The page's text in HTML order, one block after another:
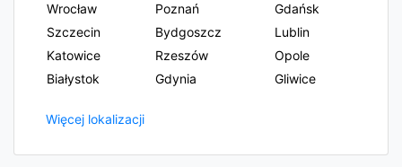
Wrocław
Poznań
Gdańsk
Szczecin
Bydgoszcz
Lublin
Katowice
Rzeszów
Opole
Białystok
Gdynia Gliwice
Więcej lokalizacji